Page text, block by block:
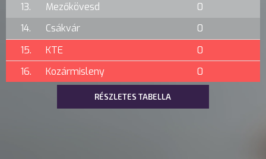
13.
Mezőkövesd
0
14.
Csákvár
0
15.
KTE
0
16.
Kozármisleny 0
RÉSZLETES TABELLA